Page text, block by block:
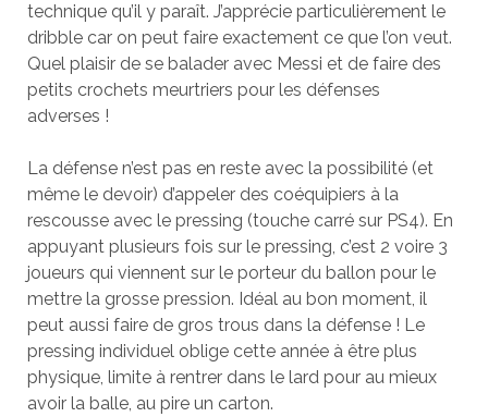
technique qu’il y paraît. J’apprécie particulièrement le
dribble car on peut faire exactement ce que l’on veut.
Quel plaisir de se balader avec Messi et de faire des
petits crochets meurtriers pour les défenses
adverses !
La défense n’est pas en reste avec la possibilité (et
même le devoir) d’appeler des coéquipiers à la
rescousse avec le pressing (touche carré sur PS4). En
appuyant plusieurs fois sur le pressing, c’est 2 voire 3
joueurs qui viennent sur le porteur du ballon pour le
mettre la grosse pression. Idéal au bon moment, il
peut aussi faire de gros trous dans la défense ! Le
pressing individuel oblige cette année à être plus
physique, limite à rentrer dans le lard pour au mieux
avoir la balle, au pire un carton.